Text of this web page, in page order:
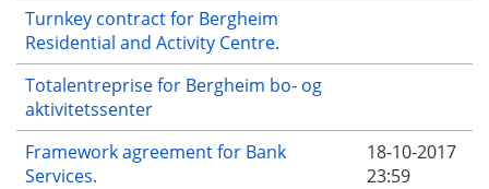
Turnkey contract for Bergheim
Residential and Activity Centre.
Totalentreprise for Bergheim bo- og
aktivitetssenter
Framework agreement for Bank
Services.
18-10-2017
23:59